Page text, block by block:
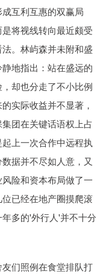
互利互惠的双赢局
将视线转向最近颇受
。林屿森并未附和盛
地指出：站在盛远的
却也分走了不小比例
实际收益并不显著，
团在关键话语权上占
上一次合作中远程执
据并不尽如人意，又
险和资本布局做了一
已经在地产圈摸爬滚
多的'外行人'并不十分
们照例在食堂排队打